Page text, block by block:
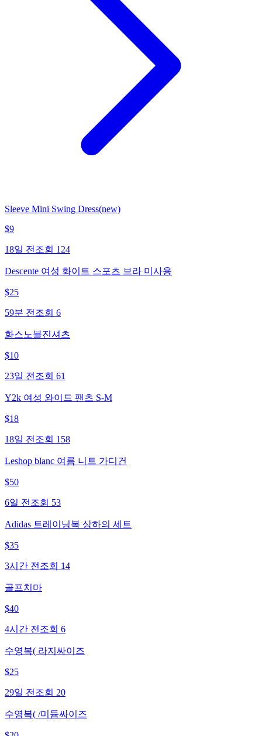
Sleeve Mini Swing Dress(new)
$9
18일 전 조회 124
Descente 여성 화이트 스포츠 브라 미사용
$25
59분 전 조회 6
화스노블진셔츠
$10
23일 전 조회 61
Y2k 여성 와이드 팬츠 S-M
$18
18일 전 조회 158
Leshop blanc 여름 니트 가디건
$50
6일 전 조회 53
Adidas 트레이닝복 상하의 세트
$35
3시간 전 조회 14
골프치마
$40
4시간 전 조회 6
수영복( 라지싸이즈
$25
29일 전 조회 20
수영복( /미듐싸이즈